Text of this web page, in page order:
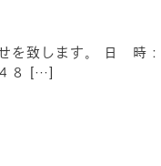
を致します。 日 時
８ […]